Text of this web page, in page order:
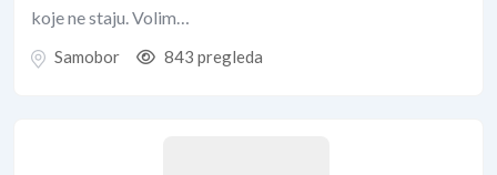
koje ne staju. Volim…
Samobor 843 pregleda